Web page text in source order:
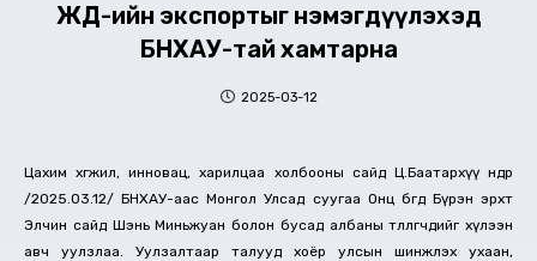
ЖДҮ-ийн экспортыг нэмэгдүүлэхэд
БНХАУ-тай хамтарна
2025-03-12
Цахим хөгжил, инновац, харилцаа холбооны сайд Ц.Баатархүү өнөөдөр
/2025.03.12/ БНХАУ-аас Монгол Улсад суугаа Онц бөгөөд Бүрэн эрхт
Элчин сайд Шэнь Миньжуан болон бусад албаны төлөөлөгчдийг хүлээн
авч уулзлаа. Уулзалтаар талууд хоёр улсын шинжлэх ухаан,